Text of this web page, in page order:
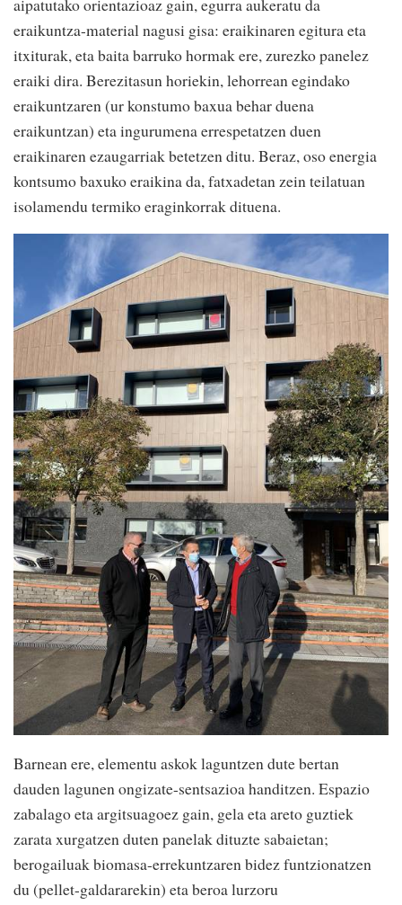
eraikuntza-material nagusi gisa: eraikinaren egitura eta
itxiturak, eta baita barruko hormak ere, zurezko panelez
eraiki dira. Berezitasun horiekin, lehorrean egindako
eraikuntzaren (ur konstumo baxua behar duena
eraikuntzan) eta ingurumena errespetatzen duen
eraikinaren ezaugarriak betetzen ditu. Beraz, oso energia
kontsumo baxuko eraikina da, fatxadetan zein teilatuan
isolamendu termiko eraginkorrak dituena.
Barnean ere, elementu askok laguntzen dute bertan
dauden lagunen ongizate-sentsazioa handitzen. Espazio
zabalago eta argitsuagoez gain, gela eta areto guztiek
zarata xurgatzen duten panelak dituzte sabaietan;
berogailuak biomasa-errekuntzaren bidez funtzionatzen
du (pellet-galdararekin) eta beroa lurzoru